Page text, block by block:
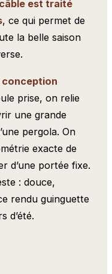
câble est traité
, ce qui permet de
la belle saison
conception
prise, on relie
une grande
pergola. On
exacte de
d’une portée fixe.
: douce,
rendu guinguette
d’été.